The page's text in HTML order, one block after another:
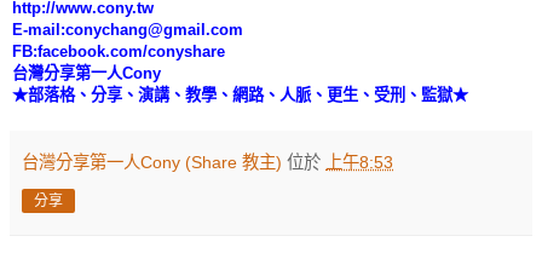
http://www.cony.tw
E-mail:conychang@gmail.com
FB:facebook.com/conyshare
台灣分享第一人Cony
★部落格、分享、演講、教學、網路、人脈、更生、受刑、監獄★
台灣分享第一人Cony (Share 教主) 位於 上午8:53
分享